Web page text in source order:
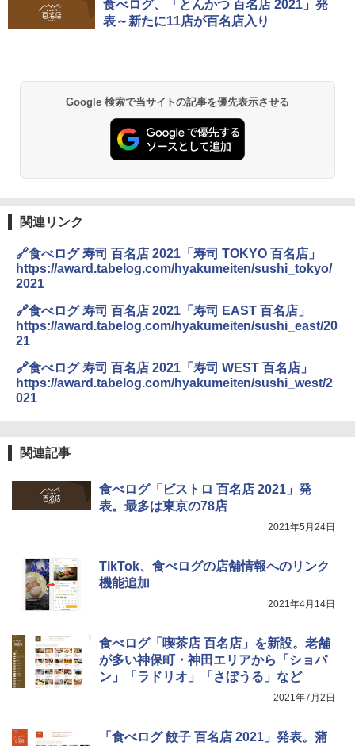
シャープ 過熱水蒸気 オーブンレンジ 23
L 1段調理 ブラック RE-WF232-B シンプ
ル操作 コンパクト 一人暮らし 二人暮ら
￥29,582
[山善] スチームオーブンレンジ 25L 一人
3
ーム調理 フラットテーブル トースト機
能 自動メニュー33種 簡単お手入れ ブラ
￥26,800
らし ファミリー
5
シャープ ウォーターオーブン ヘルシオ
AX-XJ1-B ブラック 30L 2段調理 コンベ
￥44,800
食べログ、「とんかつ 百名店 2021」発
表～新たに11店が百名店入り
Google 検索で当サイトの記事を優先表示させる
関連リンク
🔗食べログ 寿司 百名店 2021「寿司 TOKYO 百名店」
https://award.tabelog.com/hyakumeiten/sushi_tokyo/
2021
🔗食べログ 寿司 百名店 2021「寿司 EAST 百名店」
https://award.tabelog.com/hyakumeiten/sushi_east/20
21
🔗食べログ 寿司 百名店 2021「寿司 WEST 百名店」
https://award.tabelog.com/hyakumeiten/sushi_west/2
021
関連記事
食べログ「ビストロ 百名店 2021」発
表。最多は東京の78店
2021年5月24日
TikTok、食べログの店舗情報へのリンク
機能追加
2021年4月14日
食べログ「喫茶店 百名店」を新設。老舗
が多い神保町・神田エリアから「ショパ
ン」「ラドリオ」「さぼうる」など
2021年7月2日
「食べログ 餃子 百名店 2021」発表。蒲